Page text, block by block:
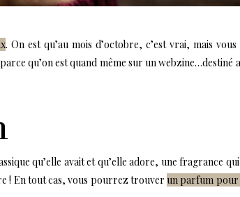
. On est qu’au mois d’octobre, c’est vrai, mais vous
qu’on est quand même sur un webzine…destiné
qu’elle avait et qu’elle adore, une fragrance
! En tout cas, vous pourrez trouver un parfum pour